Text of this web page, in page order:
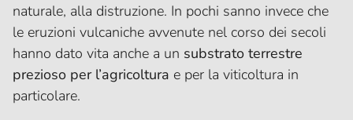
naturale, alla distruzione. In pochi sanno invece che
le eruzioni vulcaniche avvenute nel corso dei secoli
hanno dato vita anche a un substrato terrestre
prezioso per l’agricoltura e per la viticoltura in
particolare.